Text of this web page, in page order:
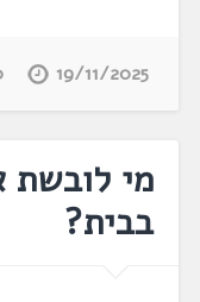
19/11/2025
מי לובשת
בבית?